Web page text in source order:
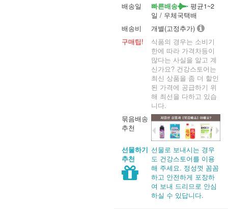
배송일 빠른배송
평균1~2
일 / 우체국택배
배송비
개별(고정추가)
구매팁!
식품의 경우는 소비기
한에 따라 가격차등이
많다는 사실을 알고 계
신가요? 건강스토어는
최신 상품을 좀 더 할인
된 가격에 공급하기 위
해 최선을 다하고 있습
니다.
묶음배송
추천
선물하기
추천
선물로 보내시는 경우
도 건강스토어를 이용
해 주세요. 정성껏 꼼꼼
하고 안전하게 포장하
여 보내 드리므로 안심
하실 수 있답니다.